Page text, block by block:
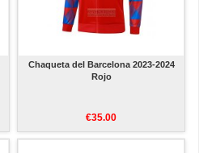
Chaqueta del Barcelona 2023-2024
Rojo
€35.00